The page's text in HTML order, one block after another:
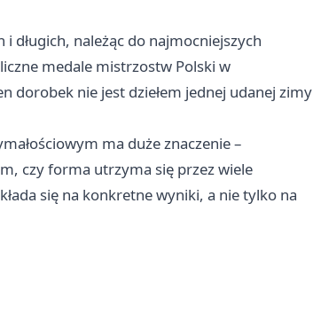
długich, należąc do najmocniejszych
medale mistrzostw Polski w
dorobek nie jest dziełem jednej udanej zimy
ma duże znaczenie –
czy forma utrzyma się przez wiele
się na konkretne wyniki, a nie tylko na